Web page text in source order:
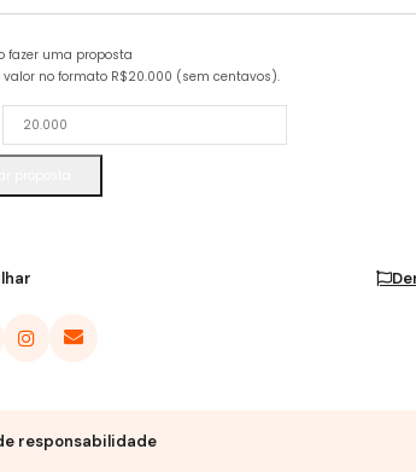
fazer uma proposta
valor no formato R$20.000 (sem centavos).
responsabilidade